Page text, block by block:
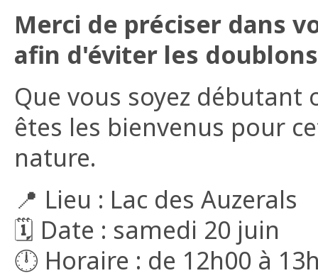
Merci de préciser dans
afin d'éviter les
Que vous soyez débutant
êtes les bienvenus pour
nature.
📍 Lieu : Lac des Auzerals
🗓 Date : samedi 20 juin
🕛 Horaire : de 12h00 à